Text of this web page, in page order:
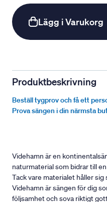
Lägg i Varukorg
Produktbeskrivning
Beställ tygprov och få ett
Prova sängen i din närmsta
Videhamn är en
naturmaterial som bidrar till
Tack vare materialet håller
Videhamn är sängen för dig
följsamhet och sova riktigt